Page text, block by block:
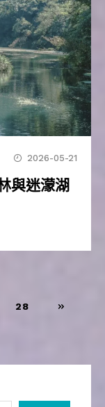
2026-05-21
與迷濛湖
28